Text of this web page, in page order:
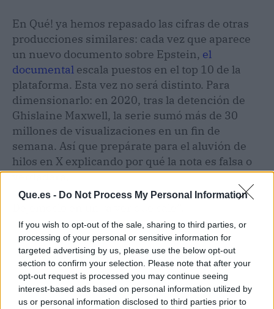
Que.es - Do Not Process My Personal Information
If you wish to opt-out of the sale, sharing to third parties, or
processing of your personal or sensitive information for
targeted advertising by us, please use the below opt-out
section to confirm your selection. Please note that after your
opt-out request is processed you may continue seeing
interest-based ads based on personal information utilized by
us or personal information disclosed to third parties prior to
En Qué! ya hemos repasado las cifras de otras
producciones similares: cada vez que aparece
un nuevo documento sobre Epstein, el
documental escala puestos en el top 10 de la
plataforma. Esta vez no será distinto. Para
dimensionarlo: en 2020, tras la detención de
Ghislaine Maxwell, la serie sumó más de 30
millones de visualizaciones en un fin de
semana. Así que prepárate para el aluvión de
hilos en X explicando por qué la nota es falsa o
verdadera.